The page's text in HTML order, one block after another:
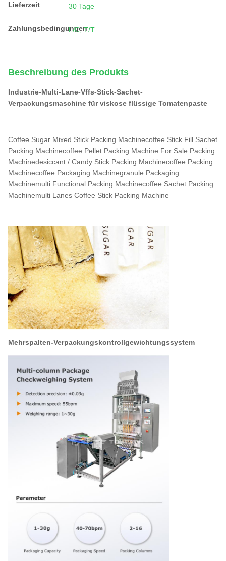
Lieferzeit 30 Tage
Zahlungsbedingungen
L/C, T/T
Beschreibung des Produkts
Industrie-Multi-Lane-Vffs-Stick-Sachet-
Verpackungsmaschine für viskose flüssige Tomatenpaste
Coffee Sugar Mixed Stick Packing Machinecoffee Stick Fill Sachet
Packing Machinecoffee Pellet Packing Machine For Sale Packing
Machinedesiccant / Candy Stick Packing Machinecoffee Packing
Machinecoffee Packaging Machinegranule Packaging
Machinemulti Functional Packing Machinecoffee Sachet Packing
Machinemulti Lanes Coffee Stick Packing Machine
Mehrspalten-Verpackungskontrollgewichtungssystem